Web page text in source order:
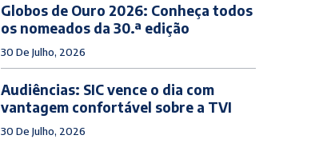
Globos de Ouro 2026: Conheça todos
os nomeados da 30.ª edição
30 De Julho, 2026
Audiências: SIC vence o dia com
vantagem confortável sobre a TVI
30 De Julho, 2026